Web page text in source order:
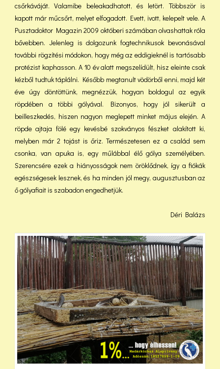
csőrkáváját. Valamibe beleakadhatott, és letört. Többször is
kapott már műcsőrt, melyet elfogadott. Evett, ivott, kelepelt vele. A
Pusztadoktor Magazin 2009 októberi számában olvashattak róla
bővebben. Jelenleg is dolgozunk fogtechnikusok bevonásával
további rögzítési módokon, hogy még az eddigieknél is tartósabb
protézist kaphasson. A 10 év alatt megszelídült, hisz eleinte csak
kézből tudtuk táplálni. Később megtanult vödörből enni, majd két
éve úgy döntöttünk, megnézzük, hogyan boldogul az egyik
röpdében a többi gólyával. Bizonyos, hogy jól sikerült a
beilleszkedés, hiszen nagyon meglepett minket május elején. A
röpde ajtaja fölé egy kevésbé szokványos fészket alakított ki,
melyben már 2 tojást is őriz. Természetesen ez a család sem
csonka, van apuka is, egy műlábbal élő gólya személyében.
Szerencsére ezek a hiányosságok nem öröklődnek, így a fiókák
egészségesek lesznek, és ha minden jól megy, augusztusban az
ő gólyafiait is szabadon engedhetjük.
Déri Balázs